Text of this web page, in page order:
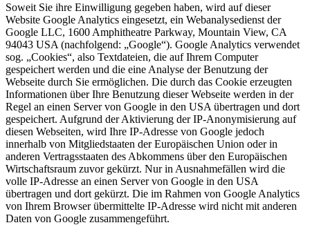
Soweit Sie ihre Einwilligung gegeben haben, wird auf dieser
Website Google Analytics eingesetzt, ein Webanalysedienst der
Google LLC, 1600 Amphitheatre Parkway, Mountain View, CA
94043 USA (nachfolgend: „Google“). Google Analytics verwendet
sog. „Cookies“, also Textdateien, die auf Ihrem Computer
gespeichert werden und die eine Analyse der Benutzung der
Webseite durch Sie ermöglichen. Die durch das Cookie erzeugten
Informationen über Ihre Benutzung dieser Webseite werden in der
Regel an einen Server von Google in den USA übertragen und dort
gespeichert. Aufgrund der Aktivierung der IP-Anonymisierung auf
diesen Webseiten, wird Ihre IP-Adresse von Google jedoch
innerhalb von Mitgliedstaaten der Europäischen Union oder in
anderen Vertragsstaaten des Abkommens über den Europäischen
Wirtschaftsraum zuvor gekürzt. Nur in Ausnahmefällen wird die
volle IP-Adresse an einen Server von Google in den USA
übertragen und dort gekürzt. Die im Rahmen von Google Analytics
von Ihrem Browser übermittelte IP-Adresse wird nicht mit anderen
Daten von Google zusammengeführt.